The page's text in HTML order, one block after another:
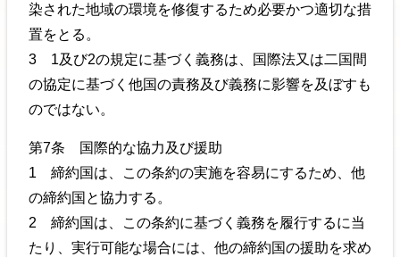
染された地域の環境を修復するため必要かつ適切な措
置をとる。
3 1及び2の規定に基づく義務は、国際法又は二国間
の協定に基づく他国の責務及び義務に影響を及ぼすも
のではない。
第7条 国際的な協力及び援助
1 締約国は、この条約の実施を容易にするため、他
の締約国と協力する。
2 締約国は、この条約に基づく義務を履行するに当
たり、実行可能な場合には、他の締約国の援助を求め